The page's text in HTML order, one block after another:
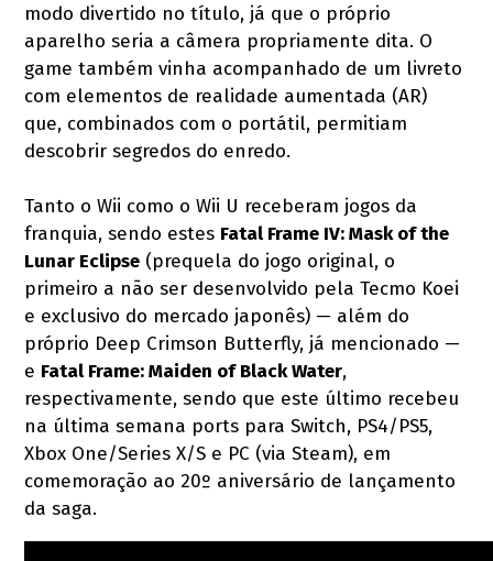
modo divertido no título, já que o próprio
aparelho seria a câmera propriamente dita. O
game também vinha acompanhado de um livreto
com elementos de realidade aumentada (AR)
que, combinados com o portátil, permitiam
descobrir segredos do enredo.
Tanto o Wii como o Wii U receberam jogos da
franquia, sendo estes Fatal Frame IV: Mask of the
Lunar Eclipse (prequela do jogo original, o
primeiro a não ser desenvolvido pela Tecmo Koei
e exclusivo do mercado japonês) — além do
próprio Deep Crimson Butterfly, já mencionado —
e Fatal Frame: Maiden of Black Water,
respectivamente, sendo que este último recebeu
na última semana ports para Switch, PS4/PS5,
Xbox One/Series X/S e PC (via Steam), em
comemoração ao 20º aniversário de lançamento
da saga.